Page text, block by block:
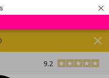
×
Gratis verzonden/
9.2